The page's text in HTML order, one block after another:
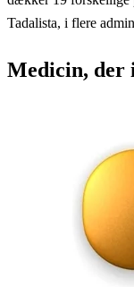
Tadalista, i flere
Medicin, der